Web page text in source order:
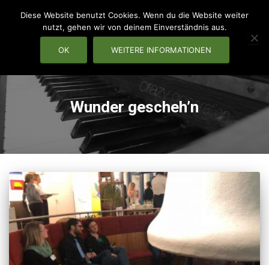
Wunder gescheh’n
Diese Website benutzt Cookies. Wenn du die Website weiter
nutzt, gehen wir von deinem Einverständnis aus.
OK WEITERE INFORMATIONEN